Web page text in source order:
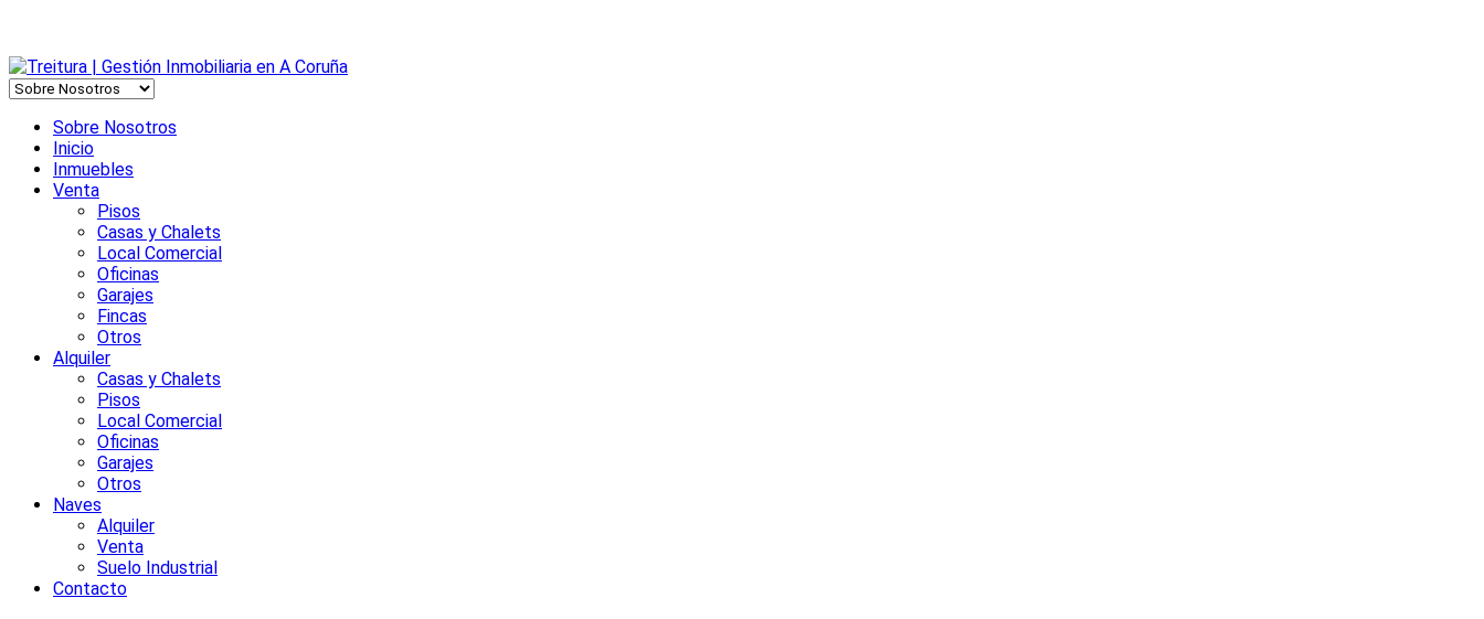
Sobre Nosotros
Inicio
Inmuebles
Venta
Pisos
Casas y Chalets
Local Comercial
Oficinas
Garajes
Fincas
Otros
Alquiler
Casas y Chalets
Pisos
Local Comercial
Oficinas
Garajes
Otros
Naves
Alquiler
Venta
Suelo Industrial
Contacto